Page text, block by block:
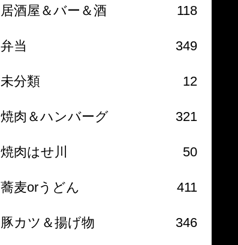
居酒屋＆バー＆酒 118
弁当 349
未分類 12
焼肉＆ハンバーグ 321
焼肉はせ川 50
蕎麦orうどん 411
豚カツ＆揚げ物 346